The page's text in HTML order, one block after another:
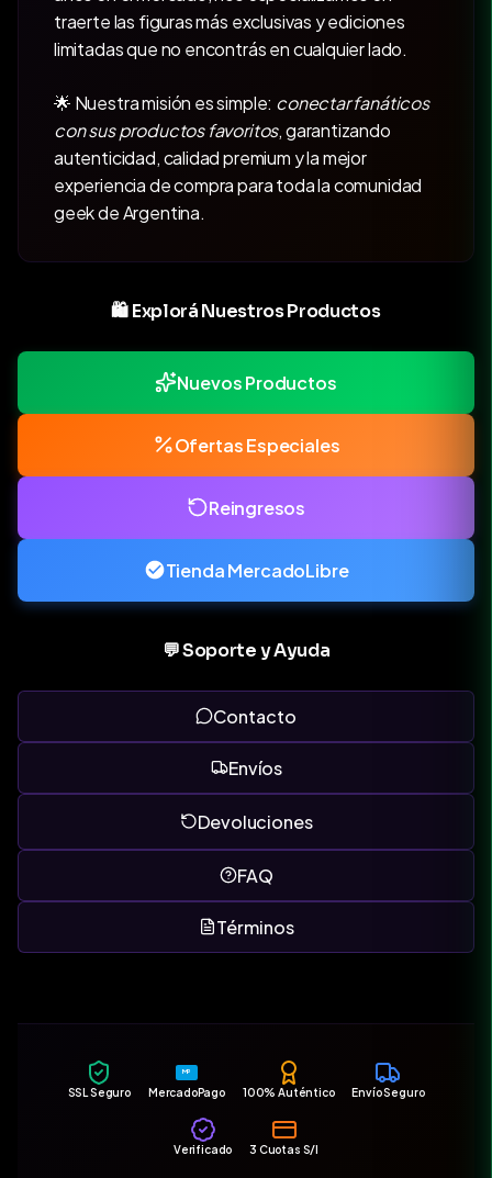
traerte las figuras más exclusivas y ediciones
limitadas que no encontrás en cualquier lado.
🌟 Nuestra misión es simple: conectar fanáticos
con sus productos favoritos, garantizando
autenticidad, calidad premium y la mejor
experiencia de compra para toda la comunidad
geek de Argentina.
🛍️ Explorá Nuestros Productos
Nuevos Productos
Ofertas Especiales
Reingresos
Tienda MercadoLibre
💬 Soporte y Ayuda
Contacto
Envíos
Devoluciones
FAQ
Términos
SSL Seguro
MP
MercadoPago 100% Auténtico Envío Seguro
Verificado 3 Cuotas S/I